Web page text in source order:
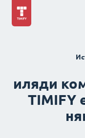
иляди
TIMIFY